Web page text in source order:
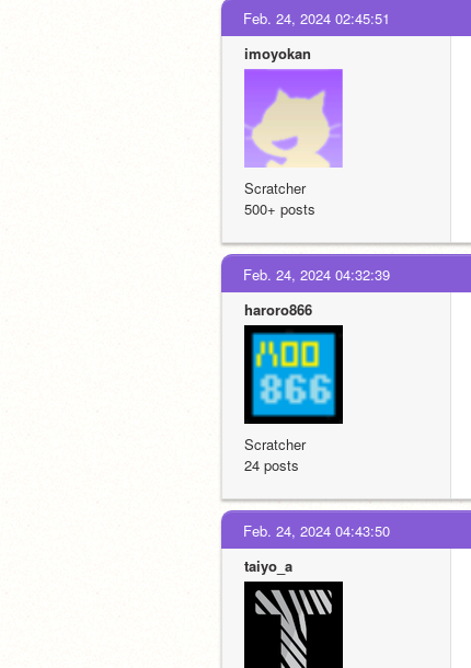
Feb. 24, 2024 02:45:51
imoyokan
Scratcher
500+ posts
Feb. 24, 2024 04:32:39
haroro866
Scratcher
24 posts
Feb. 24, 2024 04:43:50
taiyo_a